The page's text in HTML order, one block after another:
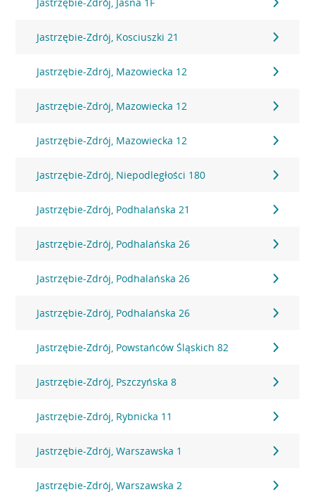
Jastrzębie-Zdrój, Kosciuszki 21
Jastrzębie-Zdrój, Mazowiecka 12
Jastrzębie-Zdrój, Mazowiecka 12
Jastrzębie-Zdrój, Mazowiecka 12
Jastrzębie-Zdrój, Niepodległości 180
Jastrzębie-Zdrój, Podhalańska 21
Jastrzębie-Zdrój, Podhalańska 26
Jastrzębie-Zdrój, Podhalańska 26
Jastrzębie-Zdrój, Podhalańska 26
Jastrzębie-Zdrój, Powstańców Śląskich 82
Jastrzębie-Zdrój, Pszczyńska 8
Jastrzębie-Zdrój, Rybnicka 11
Jastrzębie-Zdrój, Warszawska 1
Jastrzębie-Zdrój, Warszawska 2